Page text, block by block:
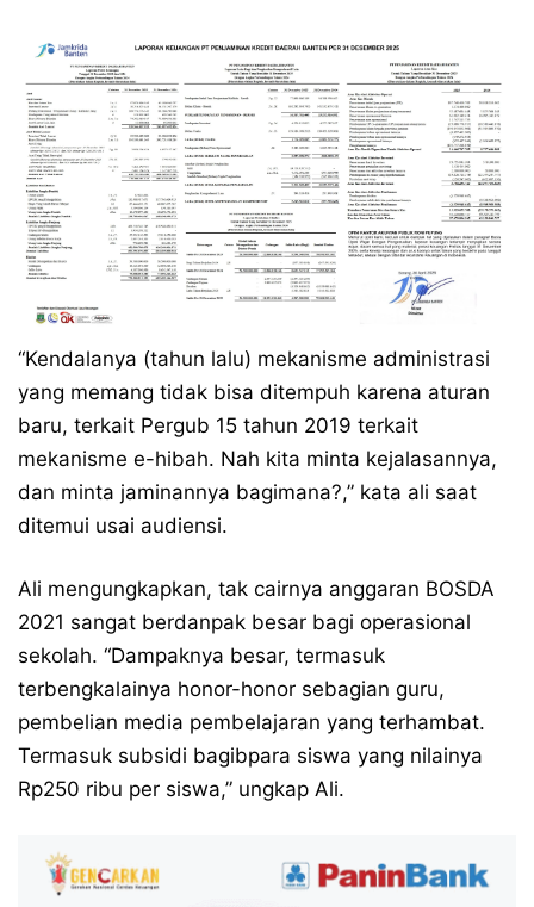
“Kendalanya (tahun lalu) mekanisme administrasi
yang memang tidak bisa ditempuh karena aturan
baru, terkait Pergub 15 tahun 2019 terkait
mekanisme e-hibah. Nah kita minta kejalasannya,
dan minta jaminannya bagimana?,” kata ali saat
ditemui usai audiensi.
Ali mengungkapkan, tak cairnya anggaran BOSDA
2021 sangat berdanpak besar bagi operasional
sekolah. “Dampaknya besar, termasuk
terbengkalainya honor-honor sebagian guru,
pembelian media pembelajaran yang terhambat.
Termasuk subsidi bagibpara siswa yang nilainya
Rp250 ribu per siswa,” ungkap Ali.